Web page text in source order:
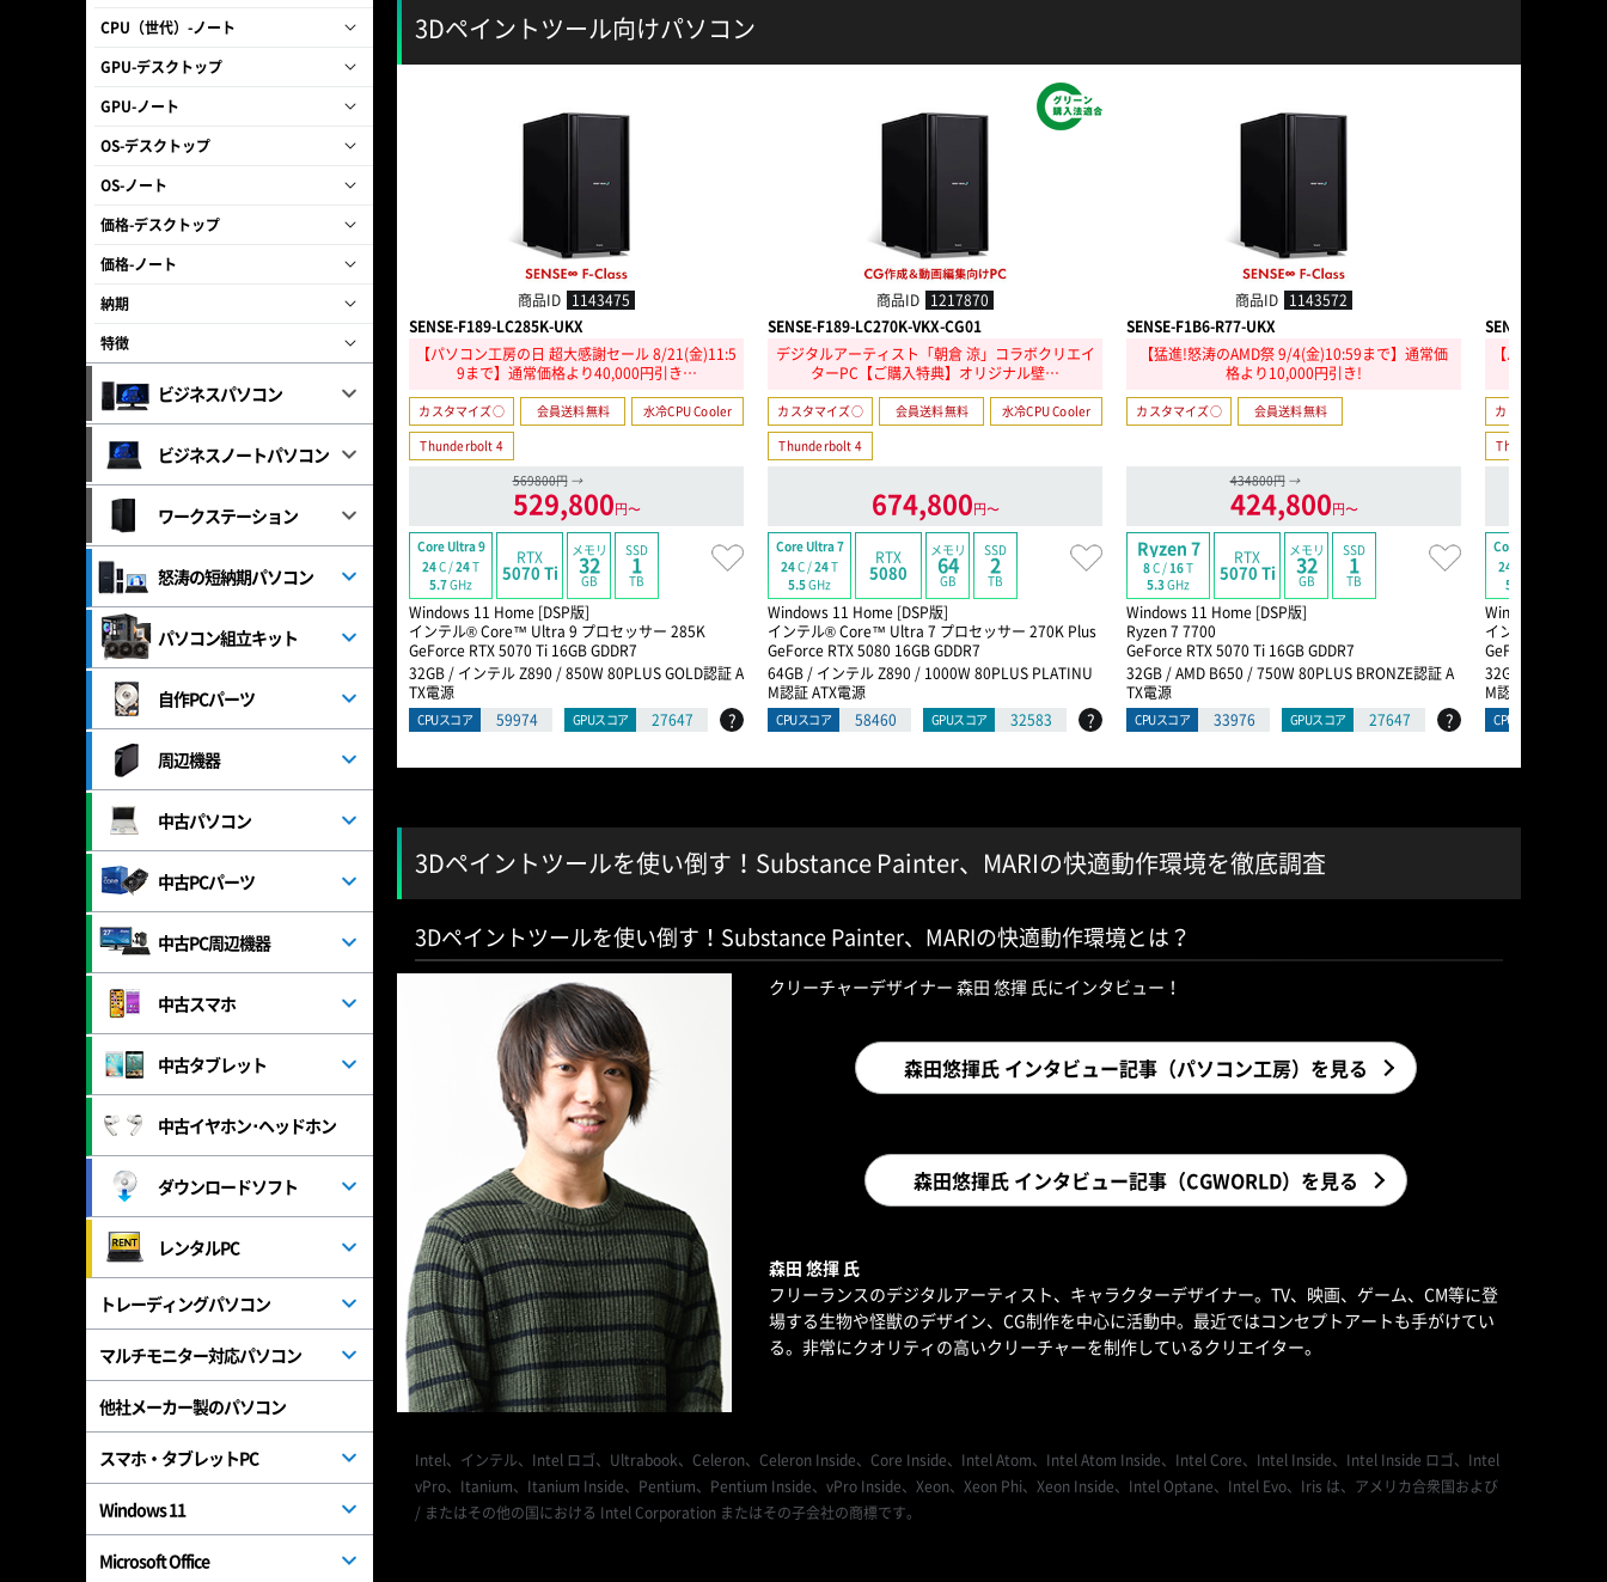
3Dペイントツール向けパソコン
商品ID 1143475
SENSE-F189-LC285K-UKX
【パソコン工房の日 超大感謝セール 8/21(金)11:5
9まで】通常価格より40,000円引き…
カスタマイズ○ 会員送料無料
水冷CPU Cooler
Thunderbolt 4
569800円 →
529,800円〜
Core Ultra 9
24C /24T
5.7GHz
RTX
5070 Ti
メモリ
32
GB
SSD
1
TB
Windows 11 Home [DSP版]
インテル® Core™ Ultra 9 プロセッサー 285K
GeForce RTX 5070 Ti 16GB GDDR7
32GB / インテル Z890 / 850W 80PLUS GOLD認証 A
TX電源
CPUスコア 59974 GPUスコア 27647 ?
商品ID 1217870
SENSE-F189-LC270K-VKX-CG01
デジタルアーティスト「朝倉 涼」コラボクリエイ
ターPC【ご購入特典】オリジナル壁…
カスタマイズ○ 会員送料無料
水冷CPU Cooler
Thunderbolt 4
674,800円〜
Core Ultra 7
24C /24T
5.5GHz
RTX
5080
メモリ
64
GB
SSD
2
TB
Windows 11 Home [DSP版]
インテル® Core™ Ultra 7 プロセッサー 270K Plus
GeForce RTX 5080 16GB GDDR7
64GB / インテル Z890 / 1000W 80PLUS PLATINU
M認証 ATX電源
CPUスコア 58460 GPUスコア 32583 ?
商品ID 1143572
SENSE-F1B6-R77-UKX
【猛進!怒涛のAMD祭 9/4(金)10:59まで】通常価
格より10,000円引き!
カスタマイズ○ 会員送料無料
434800円 →
424,800円〜
Ryzen 7
8C /16T
5.3GHz
RTX
5070 Ti
メモリ
32
GB
SSD
1
TB
Windows 11 Home [DSP版]
Ryzen 7 7700
GeForce RTX 5070 Ti 16GB GDDR7
32GB / AMD B650 / 750W 80PLUS BRONZE認証 A
TX電源
CPUスコア 33976 GPUスコア 27647 ?
SENSE-F189-
【パソコン工房
カスタマイズ○
Thunderbolt 4
Core Ultra 9
24
5.7
Windows 11
インテル® Core™
GeForce RTX
32GB / インテル
M認証 ATX電源
CPUスコア
3Dペイントツールを使い倒す！Substance Painter、MARIの快適動作環境を徹底調査
3Dペイントツールを使い倒す！Substance Painter、MARIの快適動作環境とは？
クリーチャーデザイナー 森田 悠揮 氏にインタビュー！
森田悠揮氏 インタビュー記事（パソコン工房）を見る
森田悠揮氏 インタビュー記事（CGWORLD）を見る
森田 悠揮 氏
フリーランスのデジタルアーティスト、キャラクターデザイナー。TV、映画、ゲーム、CM等に登
場する生物や怪獣のデザイン、CG制作を中心に活動中。最近ではコンセプトアートも手がけてい
る。非常にクオリティの高いクリーチャーを制作しているクリエイター。
Intel、インテル、Intel ロゴ、Ultrabook、Celeron、Celeron Inside、Core Inside、Intel Atom、Intel Atom Inside、Intel Core、Intel Inside、Intel Inside ロゴ、Intel
vPro、Itanium、Itanium Inside、Pentium、Pentium Inside、vPro Inside、Xeon、Xeon Phi、Xeon Inside、Intel Optane、Intel Evo、Iris は、アメリカ合衆国および
/ またはその他の国における Intel Corporation またはその子会社の商標です。
CPU（世代）-ノート
GPU-デスクトップ
GPU-ノート
OS-デスクトップ
OS-ノート
価格-デスクトップ
価格-ノート
納期
特徴
ビジネスパソコン
ビジネスノートパソコン
ワークステーション
怒涛の短納期パソコン
パソコン組立キット
自作PCパーツ
周辺機器
中古パソコン
中古PCパーツ
中古PC周辺機器
中古スマホ
中古タブレット
中古イヤホン･ヘッドホン
ダウンロードソフト
レンタルPC
トレーディングパソコン
マルチモニター対応パソコン
他社メーカー製のパソコン
スマホ・タブレットPC
Windows 11
Microsoft Office